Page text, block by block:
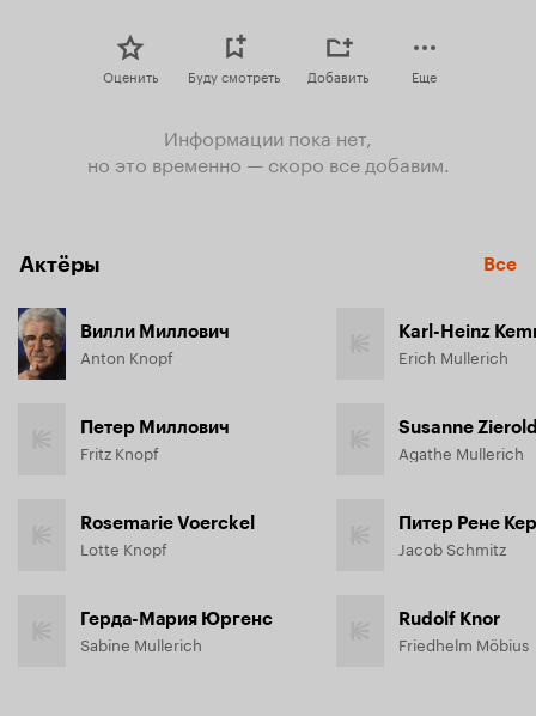
Оценить Буду смотреть Добавить Еще
Информации пока нет,
но это временно — скоро все добавим.
Актёры Все
Вилли Миллович
Anton Knopf
Петер Миллович
Fritz Knopf
Rosemarie Voerckel
Lotte Knopf
Герда-Мария Юргенс
Sabine Mullerich
Karl-Heinz
Erich Mullerich
Susanne
Agathe Mullerich
Питер Рене
Jacob Schmitz
Rudolf Knor
Friedhelm Möbius